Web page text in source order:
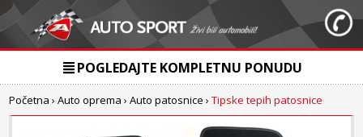
POGLEDAJTE KOMPLETNU PONUDU
Početna ›Auto oprema ›Auto patosnice ›Tipske tepih patosnice